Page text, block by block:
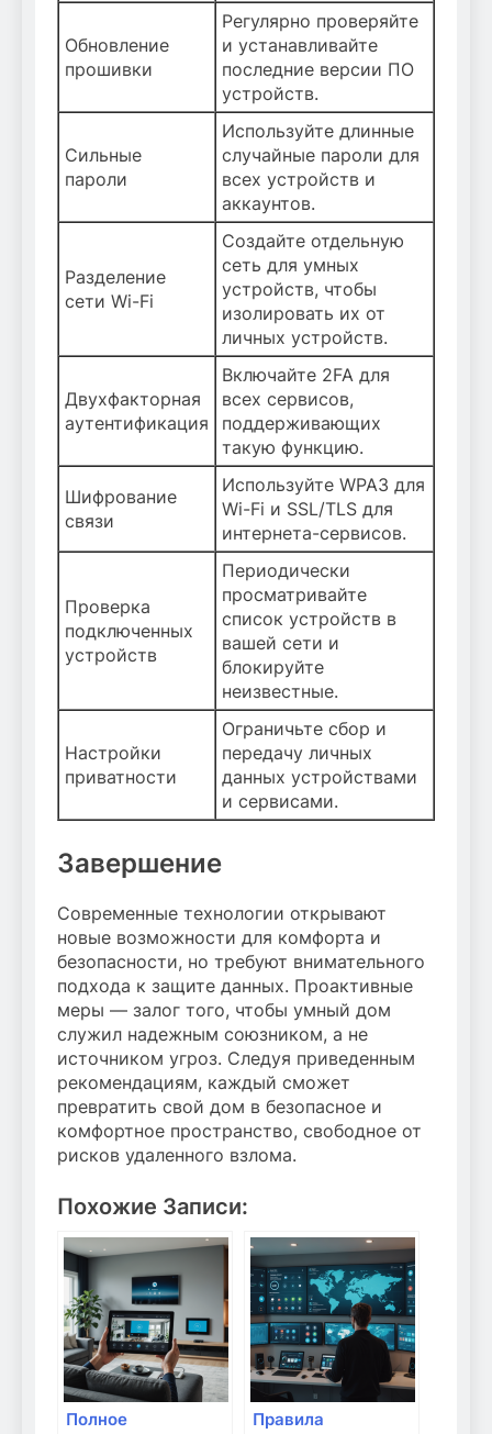
Обновление
прошивки
Регулярно проверяйте
и устанавливайте
последние версии ПО
устройств.
Сильные
пароли
Используйте длинные
случайные пароли для
всех устройств и
аккаунтов.
Разделение
сети Wi-Fi
Создайте отдельную
сеть для умных
устройств, чтобы
изолировать их от
личных устройств.
Двухфакторная
аутентификация
Включайте 2FA для
всех сервисов,
поддерживающих
такую функцию.
Шифрование
связи
Используйте WPA3 для
Wi-Fi и SSL/TLS для
интернета-сервисов.
Проверка
подключенных
устройств
Периодически
просматривайте
список устройств в
вашей сети и
блокируйте
неизвестные.
Настройки
приватности
Ограничьте сбор и
передачу личных
данных устройствами
и сервисами.
Завершение
Современные технологии открывают
новые возможности для комфорта и
безопасности, но требуют внимательного
подхода к защите данных. Проактивные
меры — залог того, чтобы умный дом
служил надежным союзником, а не
источником угроз. Следуя приведенным
рекомендациям, каждый сможет
превратить свой дом в безопасное и
комфортное пространство, свободное от
рисков удаленного взлома.
Похожие Записи:
Полное
Правила